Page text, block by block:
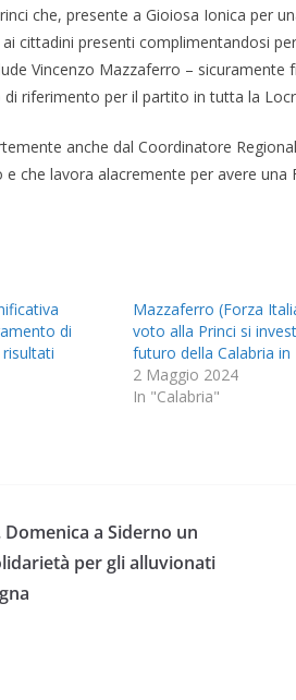
che, presente a Gioiosa Ionica per
cittadini presenti complimentandosi
Vincenzo Mazzaferro – sicuramente
riferimento per il partito in tutta la
anche dal Coordinatore
che lavora alacremente per avere
di
Mazzaferro (Forza
voto alla Princi si
futuro della Calabria in
2 Maggio 2024
In "Calabria"
Domenica a Siderno un
per gli alluvionati